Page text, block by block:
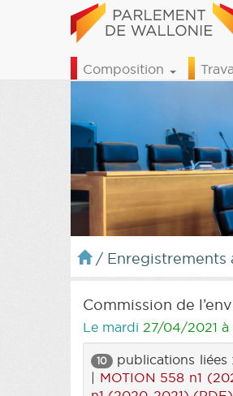
Composition
/ Enregistrements
Commission de
Le mardi 27/04/2021 à
10 publications liées :
| MOTION 558 n1